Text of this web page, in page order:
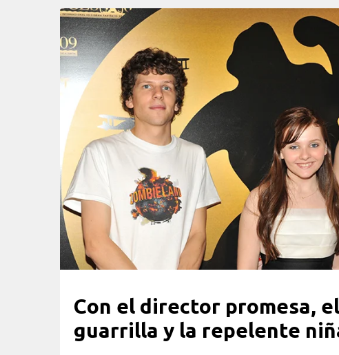
Con el director promesa,
guarrilla y la repelente